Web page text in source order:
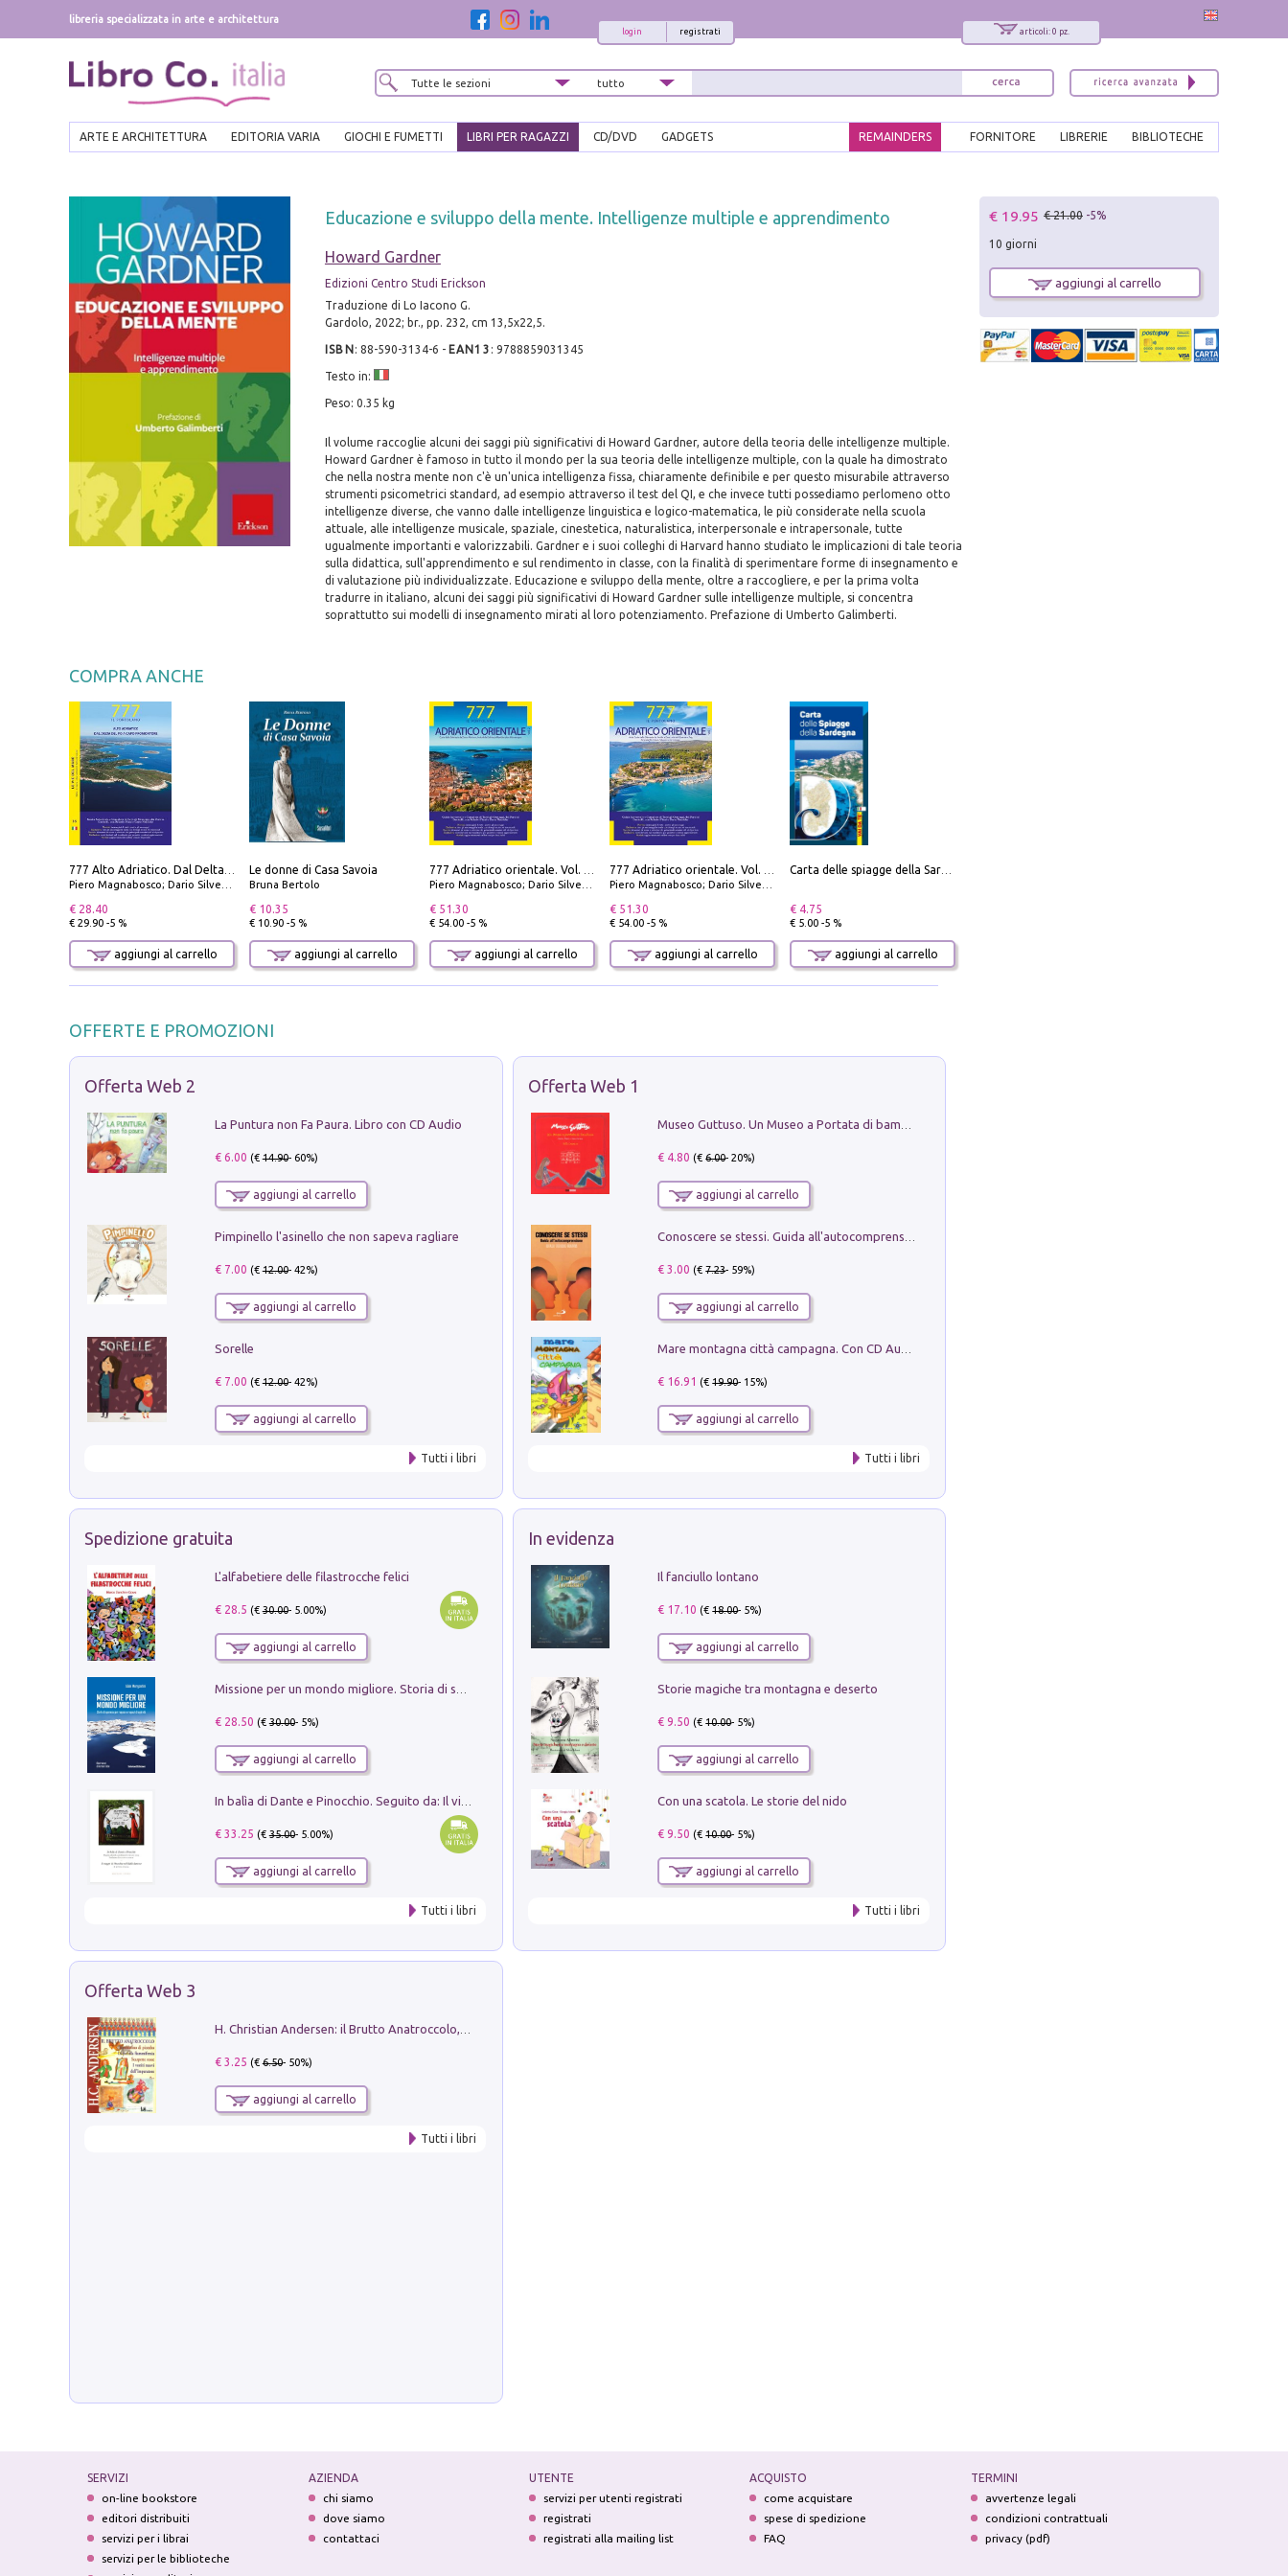
libreria specializzata in arte e architettura
articoli: 0 pz.
registrati
login
ARTE E ARCHITETTURA EDITORIA VARIA GIOCHI E FUMETTI LIBRI PER RAGAZZI CD/DVD GADGETS BIBLIOTECHE
LIBRERIE
FORNITORE
REMAINDERS
Educazione e sviluppo della mente. Intelligenze multiple e apprendimento
Howard Gardner
Edizioni Centro Studi Erickson
Traduzione di Lo Iacono G.
Gardolo, 2022; br., pp. 232, cm 13,5x22,5.
ISBN : 88-590-3134-6 - EAN13 : 9788859031345
Testo in:
Peso: 0.35 kg
Il volume raccoglie alcuni dei saggi più significativi di Howard Gardner, autore della teoria delle intelligenze multiple.
Howard Gardner è famoso in tutto il mondo per la sua teoria delle intelligenze multiple, con la quale ha dimostrato
che nella nostra mente non c'è un'unica intelligenza fissa, chiaramente definibile e per questo misurabile attraverso
strumenti psicometrici standard, ad esempio attraverso il test del QI, e che invece tutti possediamo perlomeno otto
intelligenze diverse, che vanno dalle intelligenze linguistica e logico-matematica, le più considerate nella scuola
attuale, alle intelligenze musicale, spaziale, cinestetica, naturalistica, interpersonale e intrapersonale, tutte
ugualmente importanti e valorizzabili. Gardner e i suoi colleghi di Harvard hanno studiato le implicazioni di tale teoria
sulla didattica, sull'apprendimento e sul rendimento in classe, con la finalità di sperimentare forme di insegnamento e
di valutazione più individualizzate. Educazione e sviluppo della mente, oltre a raccogliere, e per la prima volta
tradurre in italiano, alcuni dei saggi più significativi di Howard Gardner sulle intelligenze multiple, si concentra
soprattutto sui modelli di insegnamento mirati al loro potenziamento. Prefazione di Umberto Galimberti.
COMPRA ANCHE
Piero Magnabosco; Dario Silvestro; Marco Sbrizzi
€ 28.40
€ 29.90 -5 %
aggiungi al carrello
Le donne di Casa Savoia
Bruna Bertolo
€ 10.35
€ 10.90 -5 %
aggiungi al carrello
Piero Magnabosco; Dario Silvestro; Marco Sbrizzi
€ 51.30
€ 54.00 -5 %
aggiungi al carrello
Piero Magnabosco; Dario Silvestro; Marco Sbrizzi
€ 51.30
€ 54.00 -5 %
aggiungi al carrello
€ 4.75
€ 5.00 -5 %
aggiungi al carrello
OFFERTE E PROMOZIONI
Offerta Web 2
La Puntura non Fa Paura. Libro con CD Audio
€ 6.00 (€14.90- 60%)
aggiungi al carrello
Pimpinello l'asinello che non sapeva ragliare
€ 7.00 (€12.00- 42%)
aggiungi al carrello
Sorelle
€ 7.00 (€12.00- 42%)
aggiungi al carrello
Tutti i libri
Offerta Web 1
€ 4.80 (€6.00- 20%)
aggiungi al carrello
€ 3.00 (€7.23- 59%)
aggiungi al carrello
€ 16.91 (€19.90- 15%)
aggiungi al carrello
Tutti i libri
Spedizione gratuita
L'alfabetiere delle filastrocche felici
€ 28.5 (€30.00- 5.00%)
aggiungi al carrello
€ 28.50 (€30.00- 5%)
aggiungi al carrello
€ 33.25 (€35.00- 5.00%)
aggiungi al carrello
Tutti i libri
In evidenza
Il fanciullo lontano
€ 17.10 (€18.00- 5%)
aggiungi al carrello
Storie magiche tra montagna e deserto
€ 9.50 (€10.00- 5%)
aggiungi al carrello
Con una scatola. Le storie del nido
€ 9.50 (€10.00- 5%)
aggiungi al carrello
Tutti i libri
Offerta Web 3
€ 3.25 (€6.50- 50%)
aggiungi al carrello
Tutti i libri
€ 19.95 € 21.00 -5%
10 giorni
aggiungi al carrello
SERVIZI
on-line bookstore
editori distribuiti
servizi per i librai
servizi per le biblioteche
AZIENDA
chi siamo
dove siamo
contattaci
UTENTE
servizi per utenti registrati
registrati
registrati alla mailing list
ACQUISTO
come acquistare
spese di spedizione
FAQ
TERMINI
avvertenze legali
condizioni contrattuali
privacy (pdf)
x
Interessato ai nostri libri?
Sarai informato delle nostre novità, potrai
comunque cancellarti quando desideri.
modulo di iscrizione